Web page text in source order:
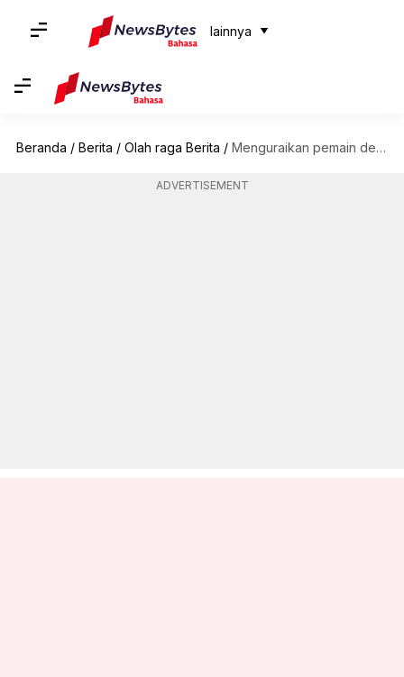
lainnya
Beranda / Berita / Olah raga Berita / Menguraikan pemain dengan penampilan terbanyak di La Liga
ADVERTISEMENT